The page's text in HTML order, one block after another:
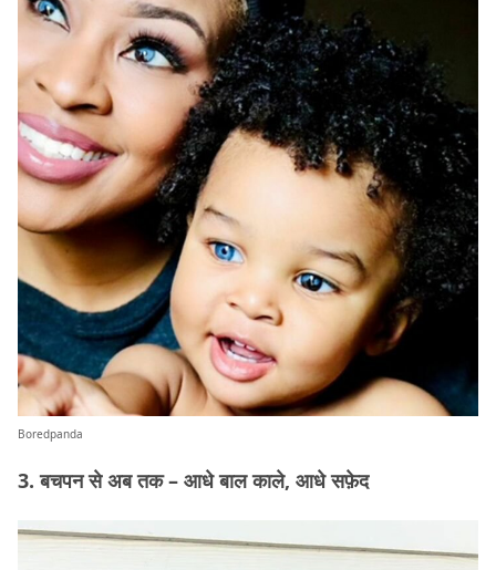
Boredpanda
3. बचपन से अब तक – आधे बाल काले, आधे सफ़ेद